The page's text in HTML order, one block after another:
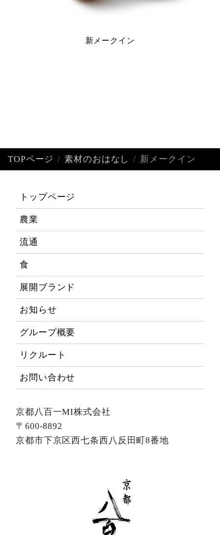
新メークイン
TOPページ 素材のおはなし 新メークイン
トップページ
農業
流通
食
展開ブランド
お知らせ
グループ概要
リクルート
お問い合わせ
京都八百一MI株式会社
〒600-8892
京都市下京区西七条西八反田町8番地